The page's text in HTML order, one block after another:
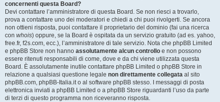
concernenti questa Board?
Devi contattare l’amministratore di questa Board. Se non riesci a trovarlo,
prova a contattare uno dei moderatori e chiedi a chi puoi rivolgerti. Se ancora
non ottieni risposta, puoi contattare il proprietario del dominio (fai una ricerca
con whois) oppure, se la Board è ospitata da un servizio gratuito (ad es. yahoo,
free.fr, f2s.com, ecc.), l’amministratore di tale servizio. Nota che phpBB Limited
e phpBB Store non hanno assolutamente alcun controllo e non possono
essere ritenuti responsabili di come, dove e da chi viene utilizzata questa
Board. È assolutamente inutile contattare phpBB Limited o phpBB Store in
relazione a qualsiasi questione legale non direttamente collegata al sito
phpBB.com, phpBB-Italia.it o al software phpBB stesso. I messaggi di posta
elettronica inviati a phpBB Limited o a phpBB Store riguardanti l’uso da parte
di terzi di questo programma non riceveranno risposta.